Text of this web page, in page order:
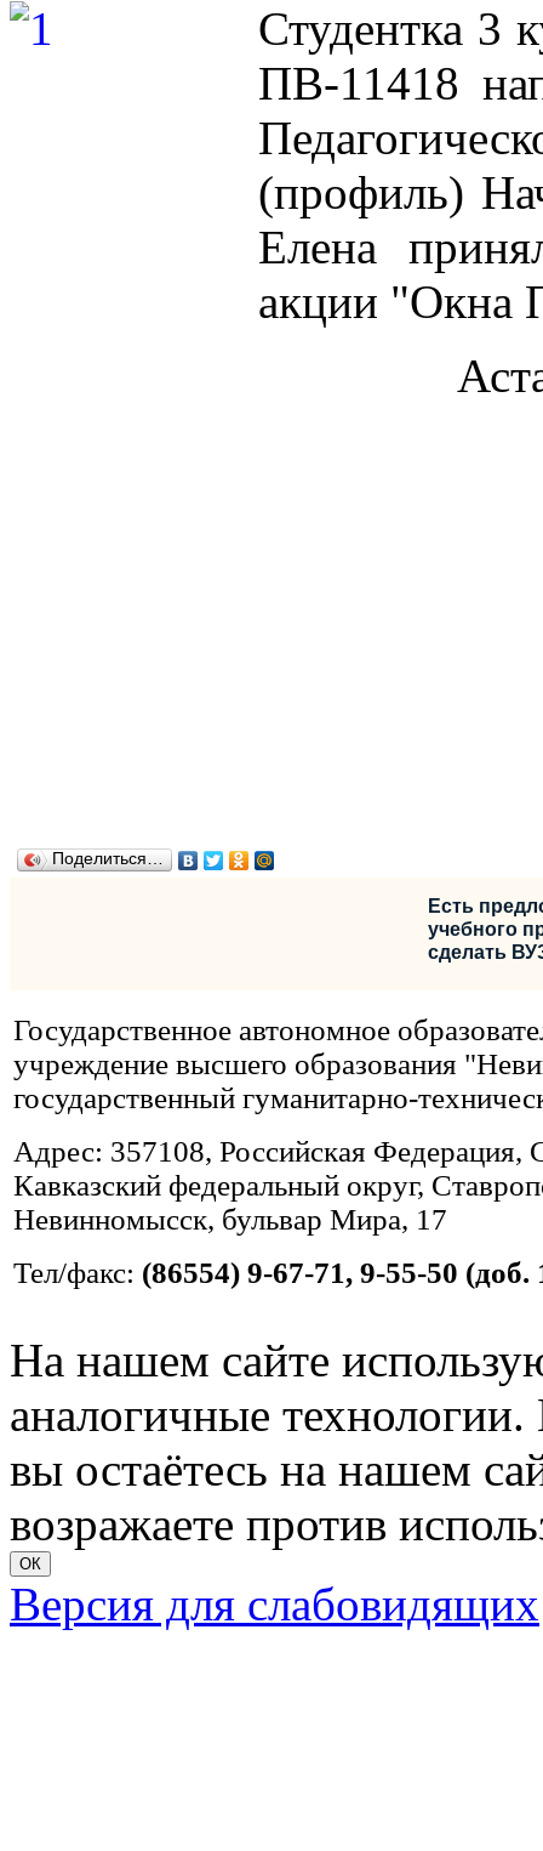
Студентка 3
ПВ-11418
(профиль)
Елена
акции "Окна
Поделиться…
Есть
учебного
сделать
Государственное автономное
учреждение высшего образования
государственный гуманитарно-
Адрес: 357108, Российская Федерация,
Кавказский федеральный округ,
Невинномысск, бульвар Мира, 17
Тел/факс: (86554) 9-67-71, 9-55-50 (доб.
На нашем сайте
аналогичные
вы остаётесь на нашем
возражаете против
ОК
Версия для слабовидящих